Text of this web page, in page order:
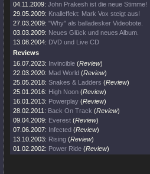
04.11.2009: John Prakesh ist die neue Stimme!
29.05.2009: Knalleffekt: Mark Vox steigt aus!
27.03.2009: "Why" als balladesker Videobote.
03.03.2009: Neues Glück und neues Album.
13.08.2004: DVD und Live CD
Reviews
16.07.2023: Invincible (Review)
22.03.2020: Mad World (Review)
25.05.2018: Snakes & Ladders (Review)
25.01.2016: High Noon (Review)
16.01.2013: Powerplay (Review)
28.02.2011: Back On Track (Review)
09.04.2009: Everest (Review)
07.06.2007: Infected (Review)
13.10.2003: Rising (Review)
01.02.2002: Power Ride (Review)